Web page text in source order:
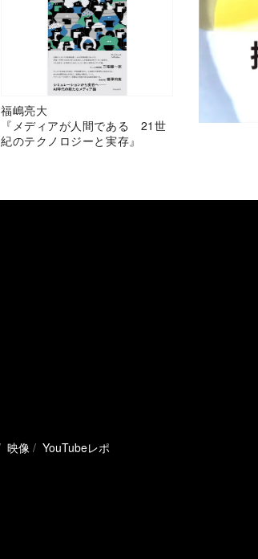
福嶋亮大
『メディアが人間である 21世
紀のテクノロジーと実存』
映像 YouTubeレポ